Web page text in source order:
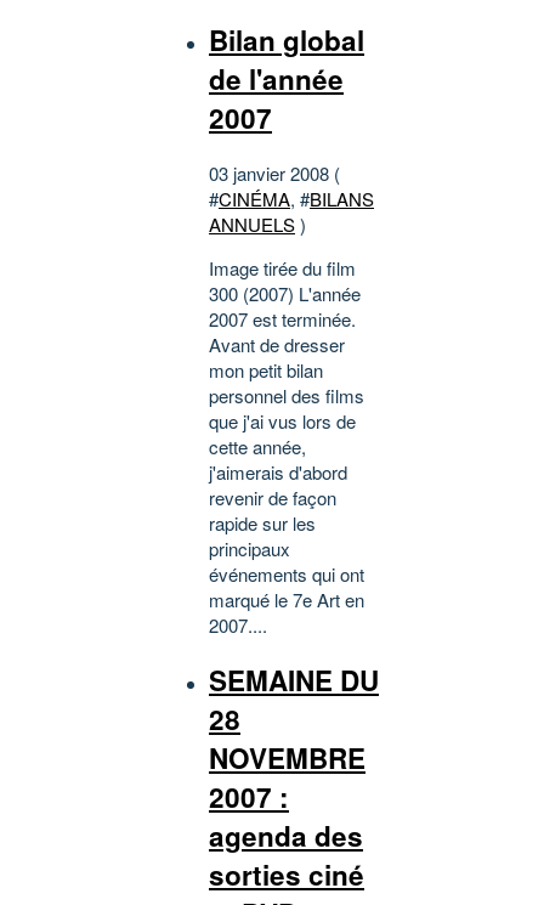
Bilan global
de l'année
2007
03 janvier 2008 (
#CINÉMA, #BILANS
ANNUELS)
Image tirée du film
300 (2007) L'année
2007 est terminée.
Avant de dresser
mon petit bilan
personnel des films
que j'ai vus lors de
cette année,
j'aimerais d'abord
revenir de façon
rapide sur les
principaux
événements qui ont
marqué le 7e Art en
2007....
SEMAINE DU
28
NOVEMBRE
2007 :
agenda des
sorties ciné